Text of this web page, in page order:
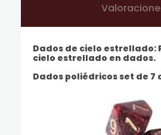
Dados de cielo estrellado:
cielo estrellado en dados.
Dados poliédricos set de 7